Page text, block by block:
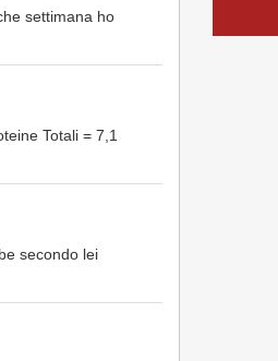
settimana ho
Totali = 7,1
secondo lei